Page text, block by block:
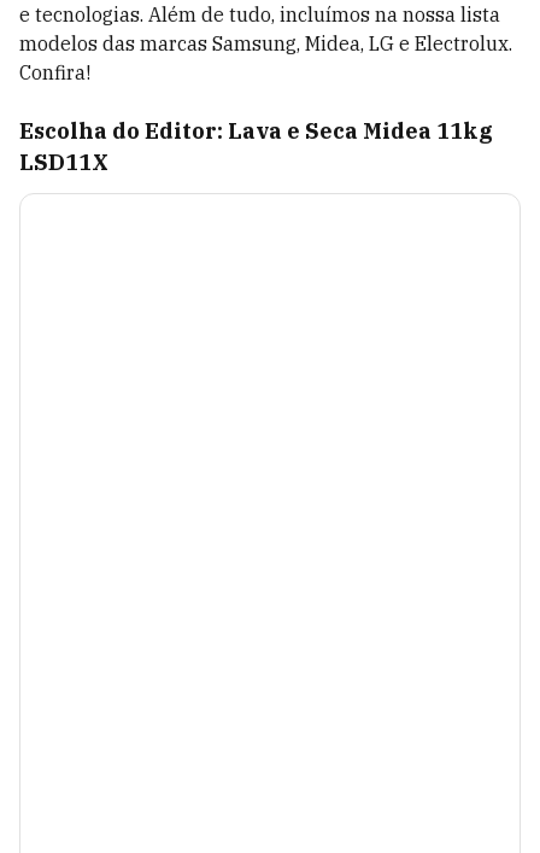
e tecnologias. Além de tudo, incluímos na nossa lista
modelos das marcas Samsung, Midea, LG e Electrolux.
Confira!
Escolha do Editor: Lava e Seca Midea 11kg
LSD11X